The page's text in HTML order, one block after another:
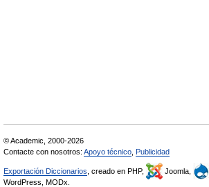
© Academic, 2000-2026
Contacte con nosotros: Apoyo técnico Publicidad
Exportación Diccionarios , creado en PHP, Joomla,
WordPress, MODx.